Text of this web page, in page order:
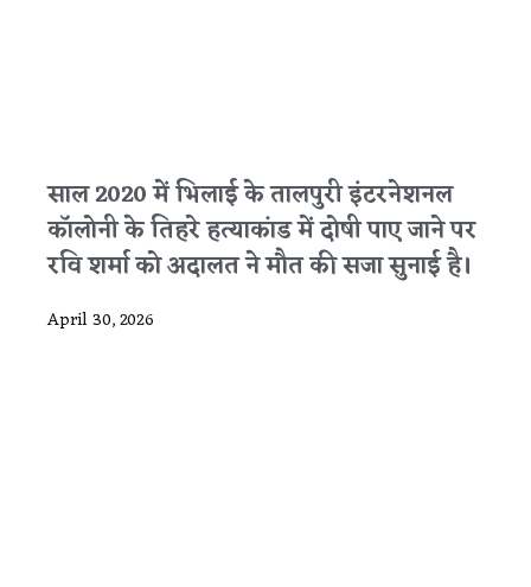
साल 2020 में भिलाई के तालपुरी इंटरनेशनल
कॉलोनी के तिहरे हत्याकांड में दोषी पाए जाने पर
रवि शर्मा को अदालत ने मौत की सजा सुनाई है।
April 30, 2026